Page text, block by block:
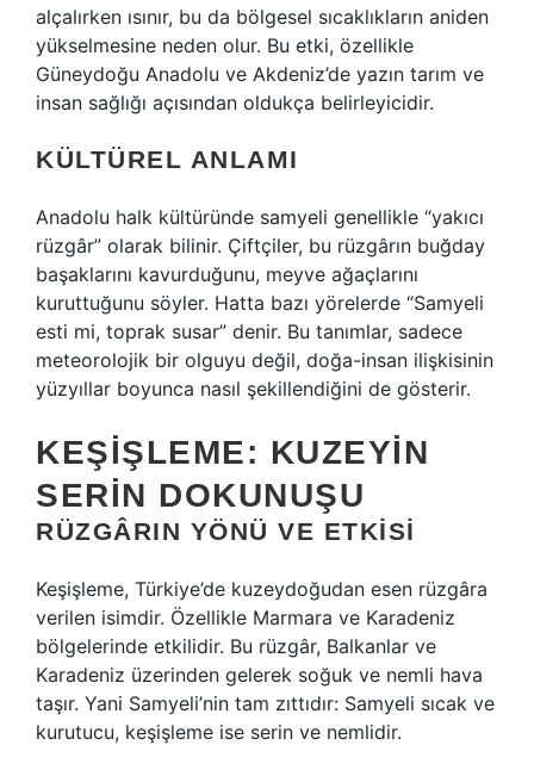
alçalırken ısınır, bu da bölgesel sıcaklıkların aniden
yükselmesine neden olur. Bu etki, özellikle
Güneydoğu Anadolu ve Akdeniz’de yazın tarım ve
insan sağlığı açısından oldukça belirleyicidir.
KÜLTÜREL ANLAMI
Anadolu halk kültüründe samyeli genellikle “yakıcı
rüzgâr” olarak bilinir. Çiftçiler, bu rüzgârın buğday
başaklarını kavurduğunu, meyve ağaçlarını
kuruttuğunu söyler. Hatta bazı yörelerde “Samyeli
esti mi, toprak susar” denir. Bu tanımlar, sadece
meteorolojik bir olguyu değil, doğa-insan ilişkisinin
yüzyıllar boyunca nasıl şekillendiğini de gösterir.
KEŞIŞLEME: KUZEYIN
SERIN DOKUNUŞU
RÜZGÂRIN YÖNÜ VE ETKISI
Keşişleme, Türkiye’de kuzeydoğudan esen rüzgâra
verilen isimdir. Özellikle Marmara ve Karadeniz
bölgelerinde etkilidir. Bu rüzgâr, Balkanlar ve
Karadeniz üzerinden gelerek soğuk ve nemli hava
taşır. Yani Samyeli’nin tam zıttıdır: Samyeli sıcak ve
kurutucu, keşişleme ise serin ve nemlidir.